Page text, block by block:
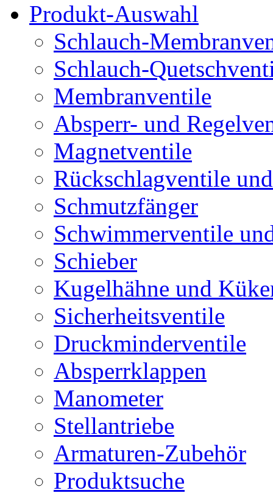
Produkt-Auswahl
Schlauch-
Schlauch-
Membranventile
Absperr- und
Magnetventile
Rückschlagventile
Schmutzfänger
Schwimmerventile
Schieber
Kugelhähne und
Sicherheitsventile
Druckminderventile
Absperrklappen
Manometer
Stellantriebe
Armaturen-Zubehör
Produktsuche